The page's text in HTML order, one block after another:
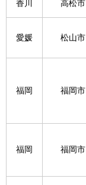
香川 高松市
愛媛 松山市
福岡 福岡市
福岡 福岡市